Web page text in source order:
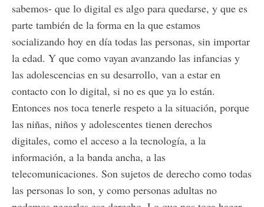
sabemos- que lo digital es algo para quedarse, y que es
parte también de la forma en la que estamos
socializando hoy en día todas las personas, sin importar
la edad. Y que como vayan avanzando las infancias y
las adolescencias en su desarrollo, van a estar en
contacto con lo digital, si no es que ya lo están.
Entonces nos toca tenerle respeto a la situación, porque
las niñas, niños y adolescentes tienen derechos
digitales, como el acceso a la tecnología, a la
información, a la banda ancha, a las
telecomunicaciones. Son sujetos de derecho como todas
las personas lo son, y como personas adultas no